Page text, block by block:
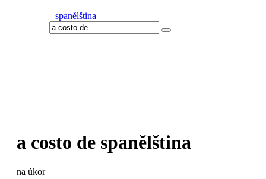
spanělština
a costo de spanělština
na úkor